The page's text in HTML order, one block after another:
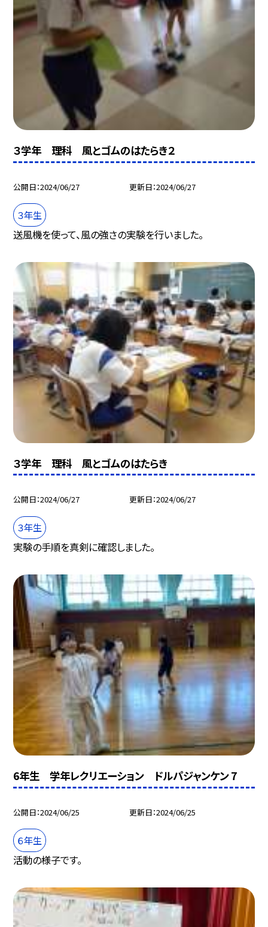
３学年 理科 風とゴムのはたらき２
公開日 2024/06/27 更新日 2024/06/27
３年生
送風機を使って、風の強さの実験を行いました。
３学年 理科 風とゴムのはたらき
公開日 2024/06/27 更新日 2024/06/27
３年生
実験の手順を真剣に確認しました。
6年生 学年レクリエーション ドルパジャンケン 7
公開日 2024/06/25 更新日 2024/06/25
６年生
活動の様子です。